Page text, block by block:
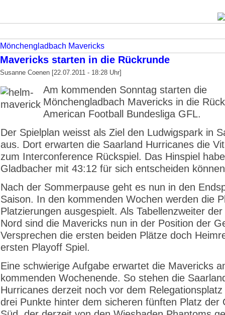
Mönchengladbach Mavericks
Mavericks starten in die Rückrunde
Susanne Coenen [22.07.2011 - 18:28 Uhr]
Am kommenden Sonntag starten die
Mönchengladbach Mavericks in die
American Football Bundesliga GFL.
Der Spielplan weisst als Ziel den Ludwigspark in
aus. Dort erwarten die Saarland Hurricanes die
zum Interconference Rückspiel. Das Hinspiel
Gladbacher mit 43:12 für sich entscheiden
Nach der Sommerpause geht es nun in den
Saison. In den kommenden Wochen werden die
Platzierungen ausgespielt. Als Tabellenzweiter
Nord sind die Mavericks nun in der Position der
Versprechen die ersten beiden Plätze doch
ersten Playoff Spiel.
Eine schwierige Aufgabe erwartet die Mavericks
kommenden Wochenende. So stehen die
Hurricanes derzeit noch vor dem
drei Punkte hinter dem sicheren fünften Platz der